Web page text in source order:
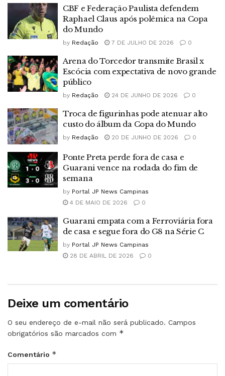
CBF e Federação Paulista defendem
Raphael Claus após polêmica na Copa
do Mundo
by Redação 7 DE JULHO DE 2026 0
Arena do Torcedor transmite Brasil x
Escócia com expectativa de novo grande
público
by Redação 24 DE JUNHO DE 2026 0
Troca de figurinhas pode atenuar alto
custo do álbum da Copa do Mundo
by Redação 20 DE JUNHO DE 2026 0
Ponte Preta perde fora de casa e
Guarani vence na rodada do fim de
semana
by Portal JP News Campinas
4 DE MAIO DE 2026
0
Guarani empata com a Ferroviária fora
de casa e segue fora do G8 na Série C
by Portal JP News Campinas
28 DE ABRIL DE 2026
0
Deixe um comentário
O seu endereço de e-mail não será publicado. Campos
obrigatórios são marcados com *
Comentário *